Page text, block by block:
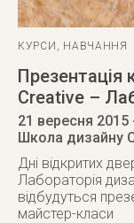
КУРСИ НАВЧАННЯ
Презентація
Creative –
21 вересня 2015
Школа дизайну
Дні відкритих
Лабораторія
відбудуться
майстер-класи